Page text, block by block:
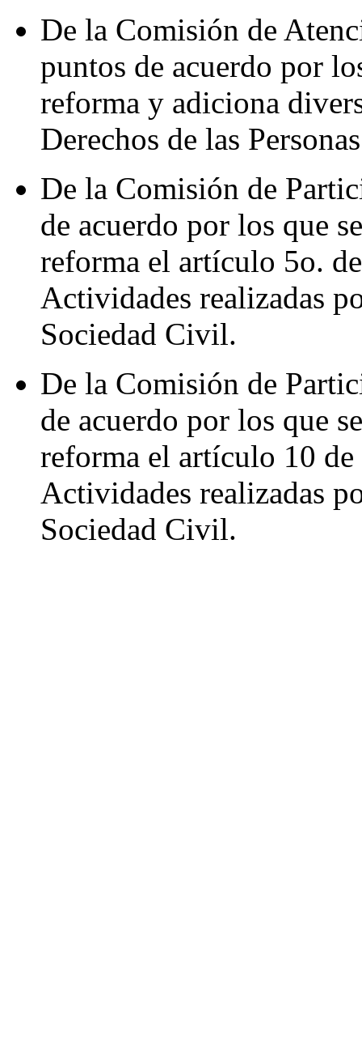
De la Comisión de
puntos de acuerdo por
reforma y adiciona
Derechos de las
De la Comisión de
de acuerdo por los que
reforma el artículo 5o.
Actividades realizadas
Sociedad Civil.
De la Comisión de
de acuerdo por los que
reforma el artículo 10
Actividades realizadas
Sociedad Civil.